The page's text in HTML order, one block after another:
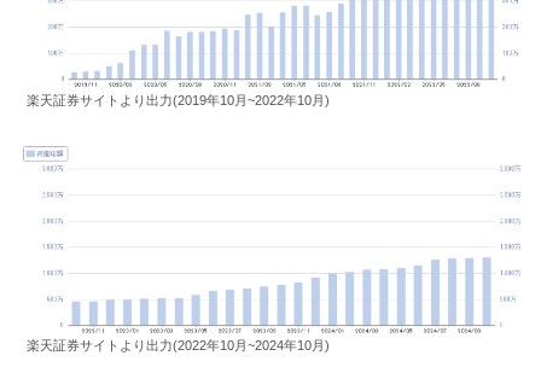
楽天証券サイトより出力(2019年10月~2022年10月)
楽天証券サイトより出力(2022年10月~2024年10月)